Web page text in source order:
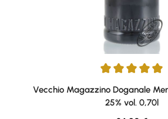
Durchschnittliche Bewertung von
Vecchio Magazzino Doganale
25% vol. 0,70l